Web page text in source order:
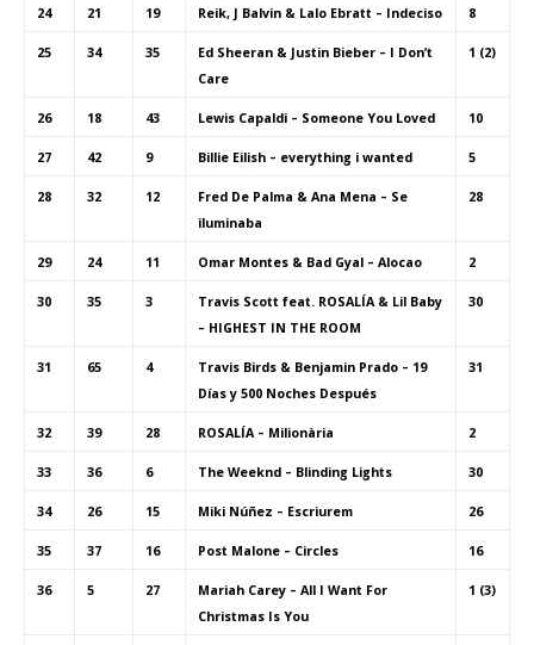
24 21 19 Reik, J Balvin & Lalo Ebratt – Indeciso 8
25 34 35
Ed Sheeran & Justin Bieber – I Don’t
Care
1 (2)
26 18 43 Lewis Capaldi – Someone You Loved 10
27 42 9 Billie Eilish – everything i wanted 5
28 32 12
Fred De Palma & Ana Mena – Se
iluminaba
28
29 24 11 Omar Montes & Bad Gyal – Alocao 2
30 35 3
Travis Scott feat. ROSALÍA & Lil Baby
– HIGHEST IN THE ROOM
30
31 65 4
Travis Birds & Benjamin Prado – 19
Días y 500 Noches Después
31
32 39 28 ROSALÍA – Milionària 2
33 36 6 The Weeknd – Blinding Lights 30
34 26 15 Miki Núñez – Escriurem 26
35 37 16 Post Malone – Circles 16
36 5 27
Mariah Carey – All I Want For
Christmas Is You
1 (3)